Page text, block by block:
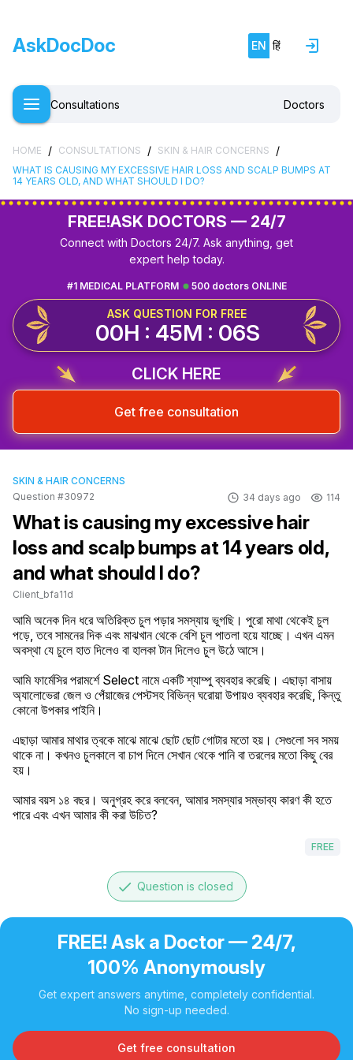
AskDocDoc EN हिं
Consultations Doctors
HOME / CONSULTATIONS / SKIN & HAIR CONCERNS /
WHAT IS CAUSING MY EXCESSIVE HAIR LOSS AND SCALP BUMPS AT
14 YEARS OLD, AND WHAT SHOULD I DO?
FREE!ASK DOCTORS — 24/7
Connect with Doctors 24/7. Ask anything, get
expert help today.
500 doctors ONLINE
#1 MEDICAL PLATFORM
ASK QUESTION FOR FREE
00H : 45M : 05S
CLICK HERE
Get free consultation
SKIN & HAIR CONCERNS
Question #30972
34 days ago 114
What is causing my excessive hair
loss and scalp bumps at 14 years old,
and what should I do?
Client_bfa11d
আমি অনেক দিন ধরে অতিরিক্ত চুল পড়ার সমস্যায় ভুগছি। পুরো মাথা থেকেই চুল
পড়ে, তবে সামনের দিক এবং মাঝখান থেকে বেশি চুল পাতলা হয়ে যাচ্ছে। এখন এমন
অবস্থা যে চুলে হাত দিলেও বা হালকা টান দিলেও চুল উঠে আসে।
আমি ফার্মেসির পরামর্শে Select নামে একটি শ্যাম্পু ব্যবহার করেছি। এছাড়া বাসায়
অ্যালোভেরা জেল ও পেঁয়াজের পেস্টসহ বিভিন্ন ঘরোয়া উপায়ও ব্যবহার করেছি, কিন্তু
কোনো উপকার পাইনি।
এছাড়া আমার মাথার ত্বকে মাঝে মাঝে ছোট ছোট গোটার মতো হয়। সেগুলো সব সময়
থাকে না। কখনও চুলকালে বা চাপ দিলে সেখান থেকে পানি বা তরলের মতো কিছু বের
হয়।
আমার বয়স ১৪ বছর। অনুগ্রহ করে বলবেন, আমার সমস্যার সম্ভাব্য কারণ কী হতে
পারে এবং এখন আমার কী করা উচিত?
FREE
done Question is closed
FREE! Ask a Doctor — 24/7,
100% Anonymously
Get expert answers anytime, completely confidential.
No sign-up needed.
Get free consultation